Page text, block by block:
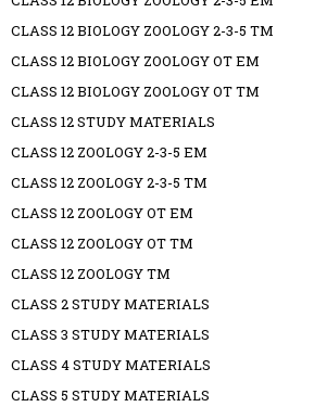
CLASS 12 BIOLOGY ZOOLOGY 2-3-5 TM
CLASS 12 BIOLOGY ZOOLOGY OT EM
CLASS 12 BIOLOGY ZOOLOGY OT TM
CLASS 12 STUDY MATERIALS
CLASS 12 ZOOLOGY 2-3-5 EM
CLASS 12 ZOOLOGY 2-3-5 TM
CLASS 12 ZOOLOGY OT EM
CLASS 12 ZOOLOGY OT TM
CLASS 12 ZOOLOGY TM
CLASS 2 STUDY MATERIALS
CLASS 3 STUDY MATERIALS
CLASS 4 STUDY MATERIALS
CLASS 5 STUDY MATERIALS